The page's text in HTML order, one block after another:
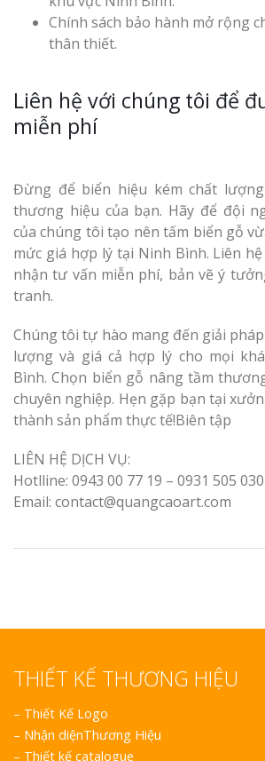
Chính sách bảo hành mở rộng
thân thiết.
Liên hệ với chúng tôi để
miễn phí
Đừng để biển hiệu kém chất
thương hiệu của bạn. Hãy để đội
của chúng tôi tạo nên tấm biển gỗ
mức giá hợp lý tại Ninh Bình. Liên
nhận tư vấn miễn phí, bản vẽ ý
tranh.
Chúng tôi tự hào mang đến giải
lượng và giá cả hợp lý cho mọi
Bình. Chọn biển gỗ nâng tầm
chuyên nghiệp. Hẹn gặp bạn tại
thành sản phẩm thực tế!Biên tập
LIÊN HỆ DỊCH VỤ:
Hotlline: 0943 00 77 19 – 0931 505 030
Email: contact@quangcaoart.com
THIẾT KẾ THƯƠNG HIỆU
– Thiết Kế Logo
– Nhận diệnThương Hiệu
– Thiết kế catalogue